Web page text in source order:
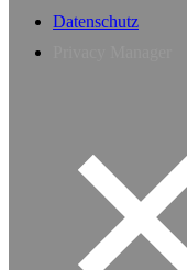
Datenschutz